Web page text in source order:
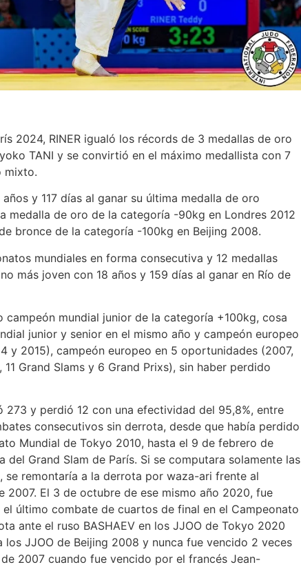
RINER igualó los récords de 3 medallas de oro
TANI y se convirtió en el máximo medallista con 7
mixto.
y 117 días al ganar su última medalla de oro
medalla de oro de la categoría -90kg en Londres 2012
bronce de la categoría -100kg en Beijing 2008.
mundiales en forma consecutiva y 12 medallas
más joven con 18 años y 159 días al ganar en Río de
mundial junior de la categoría +100kg, cosa
junior y senior en el mismo año y campeón europeo
y 2015), campeón europeo en 5 oportunidades (2007,
Grand Slams y 6 Grand Prixs), sin haber perdido
y perdió 12 con una efectividad del 95,8%, entre
consecutivos sin derrota, desde que había perdido
Mundial de Tokyo 2010, hasta el 9 de febrero de
Grand Slam de París. Si se computara solamente las
remontaría a la derrota por waza-ari frente al
El 3 de octubre de ese mismo año 2020, fue
último combate de cuartos de final en el Campeonato
ante el ruso BASHAEV en los JJOO de Tokyo 2020
JJOO de Beijing 2008 y nunca fue vencido 2 veces
2007 cuando fue vencido por el francés Jean-